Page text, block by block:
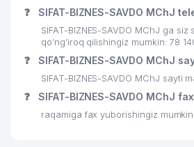
26 BABYLON TEX MChJ
27 NUR MED SERVIS MChJ
DAROMAD MUNIRA FAYZ
MChJ
29
DAVLAT PEDAGOGIKA
❓ SIFAT-BIZNES-SAVDO MChJ
SIFAT-BIZNES-SAVDO MChJ ga
qo’ng’iroq qilishingiz mumkin: 78
❓ SIFAT-BIZNES-SAVDO MChJ
SIFAT-BIZNES-SAVDO MChJ sayti
❓ SIFAT-BIZNES-SAVDO MChJ
raqamiga fax yuborishingiz